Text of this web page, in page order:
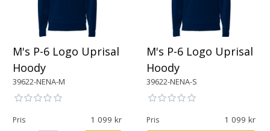
M's P-6 Logo Uprisal
Hoody
39622-NENA-M
Pris 1 099
M's P-6 Logo Uprisal
Hoody
39622-NENA-S
Pris 1 099